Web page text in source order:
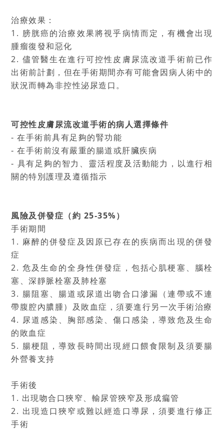
治療效果：
1. 膀胱癌的治療效果將視乎病情而定，有機會出現
腫瘤復發和惡化
2. 儘管醫生在進行可控性皮膚尿流改道手術前已作
出術前計劃，但在手術期間亦有可能會因病人術中的
狀況而轉為非控性泌尿造口。
可控性皮膚尿流改道手術的病人選擇條件
‐ 在手術前具有足夠的腎功能
‐ 在手術前沒有嚴重的腸道或肝臟疾病
‐ 具有足夠的智力、靈活程度及活動能力，以進行相
關的特別護理及遵循指示
風險及併發症（約 25‐35%）
手術期間
1. 麻醉的併發症及因原已存在的疾病而出現的併發
症
2. 危及生命的全身性併發症，包括心肌梗塞、腦栓
塞、深靜脈栓塞及肺栓塞
3. 腸阻塞、腸道或尿道出吻合口滲漏（連帶或不連
帶腹腔內膿腫）及敗血症，須要進行另一次手術治療
4. 尿道感染、胸部感染、傷口感染，導致危及生命
的敗血症
5. 腸梗阻，導致長時間出現經口餵食限制及須要腸
外營養支持
手術後
1. 出現吻合口狹窄、輸尿管狹窄及形成瘺管
2. 出現造口狹窄或難以經造口導尿，須要進行修正
手術